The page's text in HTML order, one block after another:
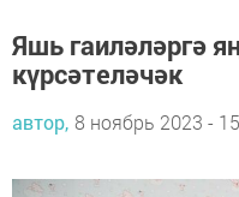
Яшь гаиләләргә
күрсәтеләчәк
автор, 8 ноябрь 2023 -